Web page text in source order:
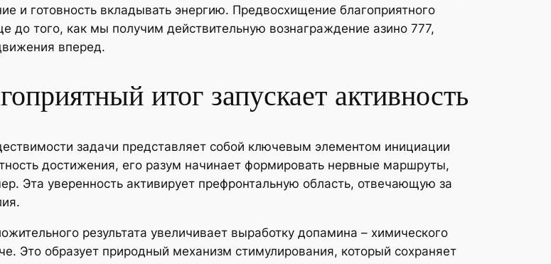
и готовность вкладывать энергию. Предвосхищение благоприятного
до того, как мы получим действительную вознаграждение азино 777,
вперед.
итог запускает активность
задачи представляет собой ключевым элементом инициации
достижения, его разум начинает формировать нервные маршруты,
Эта уверенность активирует префронтальную область, отвечающую за
результата увеличивает выработку допамина – химического
Это образует природный механизм стимулирования, который сохраняет